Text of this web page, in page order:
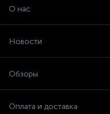
О нас
Новости
Обзоры
Оплата и доставка